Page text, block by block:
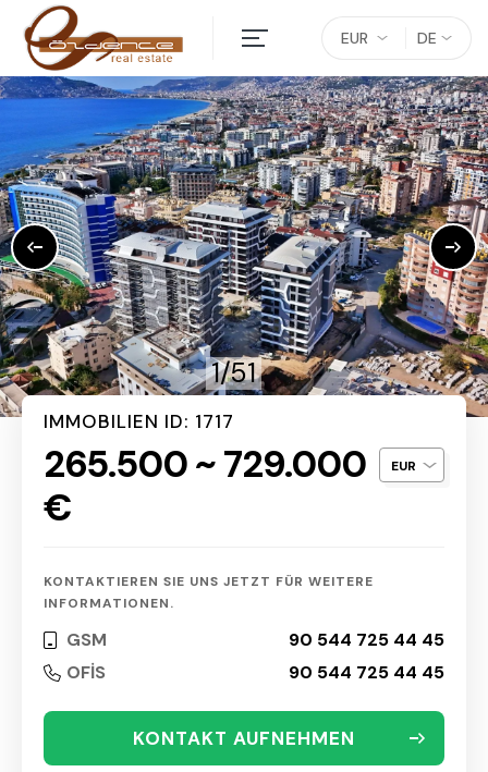
DE
EUR
1/51
IMMOBILIEN ID: 1717
265.500 ~ 729.000
€
KONTAKTIEREN SIE UNS JETZT FÜR WEITERE
INFORMATIONEN.
GSM
90 544 725 44 45
OFİS
90 544 725 44 45
KONTAKT AUFNEHMEN